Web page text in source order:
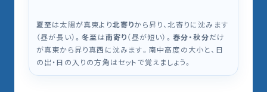
夏至は太陽が真東より北寄りから昇り、北寄りに沈みます
（昼が長い）。冬至は南寄り（昼が短い）。 春分・秋分だけ
が真東から昇り真西に沈みます。南中高度の大小と、日
の出・日の入りの方角はセットで覚えましょう。